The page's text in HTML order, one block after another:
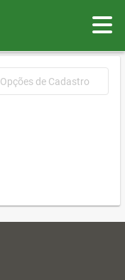
Opções de Cadastro